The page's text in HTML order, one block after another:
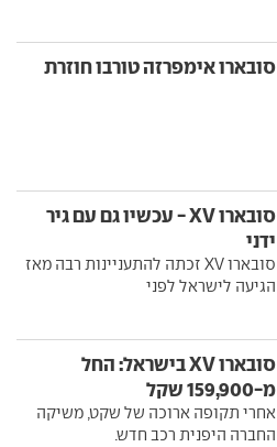
סובארו אימפרזה טורבו חוזרת
סובארו XV - עכשיו גם עם גיר
ידני
סובארו XV זכתה להתעניינות רבה מאז
הגיעה לישראל לפני
סובארו XV בישראל: החל
מ-159,900 שקל
אחרי תקופה ארוכה של שקט, משיקה
החברה היפנית רכב חדש.